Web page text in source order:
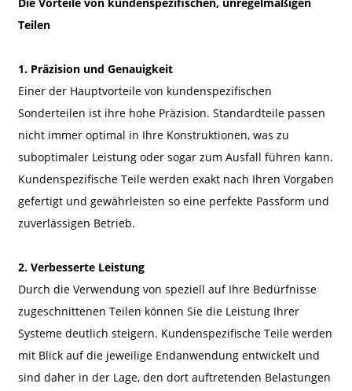
Teilen
1. Präzision und Genauigkeit
Einer der Hauptvorteile von kundenspezifischen
Sonderteilen ist ihre hohe Präzision. Standardteile passen
nicht immer optimal in Ihre Konstruktionen, was zu
suboptimaler Leistung oder sogar zum Ausfall führen kann.
Kundenspezifische Teile werden exakt nach Ihren Vorgaben
gefertigt und gewährleisten so eine perfekte Passform und
zuverlässigen Betrieb.
2. Verbesserte Leistung
Durch die Verwendung von speziell auf Ihre Bedürfnisse
zugeschnittenen Teilen können Sie die Leistung Ihrer
Systeme deutlich steigern. Kundenspezifische Teile werden
mit Blick auf die jeweilige Endanwendung entwickelt und
sind daher in der Lage, den dort auftretenden Belastungen